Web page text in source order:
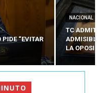
“EVITAR
NACIONAL
TC ADMITE
ADMISIBLES
LA